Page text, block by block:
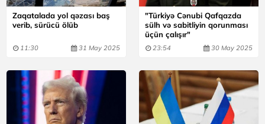
Zaqatalada yol qəzası baş
verib, sürücü ölüb
11:30 31 May 2025
"Türkiyə Cənubi Qafqazda
sülh və sabitliyin qorunması
üçün çalışır"
23:54 30 May 2025